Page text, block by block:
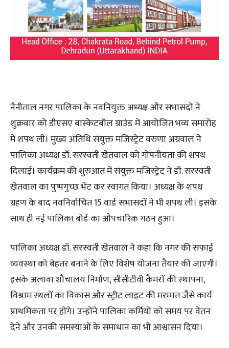
नैनीताल नगर पालिका के नवनियुक्त अध्यक्ष और सभासदों ने
शुक्रवार को डीएसए बास्केटबॉल ग्राउंड में आयोजित भव्य समारोह
में शपथ ली। मुख्य अतिथि संयुक्त मजिस्ट्रेट वरुणा अग्रवाल ने
पालिका अध्यक्ष डॉ. सरस्वती खेतवाल को गोपनीयता की शपथ
दिलाई। कार्यक्रम की शुरुआत में संयुक्त मजिस्ट्रेट ने डॉ. सरस्वती
खेतवाल का पुष्पगुच्छ भेंट कर स्वागत किया। अध्यक्ष के शपथ
ग्रहण के बाद नवनिर्वाचित 15 वार्ड सभासदों ने भी शपथ ली। इसके
साथ ही नई पालिका बोर्ड का औपचारिक गठन हुआ।
पालिका अध्यक्ष डॉ. सरस्वती खेतवाल ने कहा कि नगर की सफाई
व्यवस्था को बेहतर बनाने के लिए विशेष योजना तैयार की जाएगी।
इसके अलावा शौचालय निर्माण, सीसीटीवी कैमरों की स्थापना,
विश्राम स्थलों का विकास और स्ट्रीट लाइट की मरम्मत जैसे कार्य
प्राथमिकता पर होंगे। उन्होंने पालिका कर्मियों को समय पर वेतन
देने और उनकी समस्याओं के समाधान का भी आश्वासन दिया।